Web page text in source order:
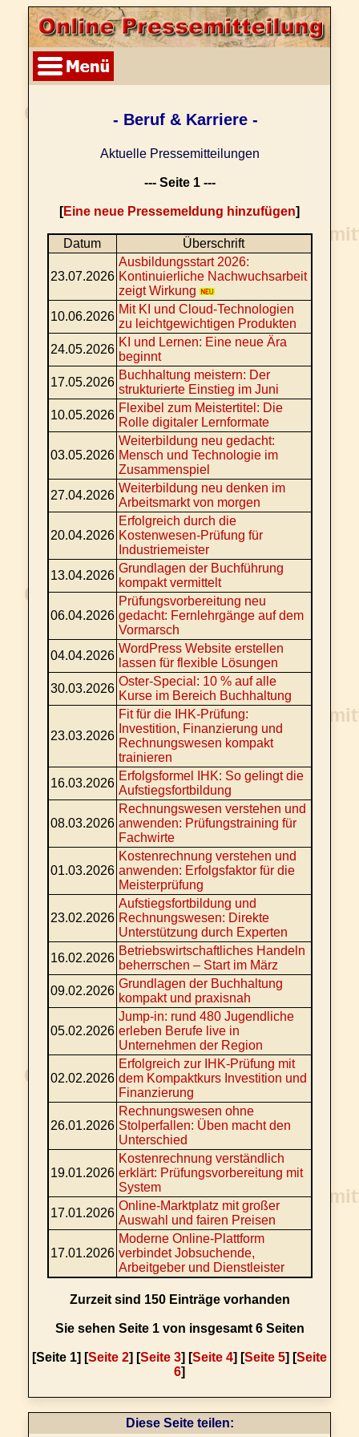
- Beruf & Karriere -
Aktuelle Pressemitteilungen
--- Seite 1 ---
[Eine neue Pressemeldung hinzufügen]
Datum Überschrift
23.07.2026
Ausbildungsstart 2026:
Kontinuierliche Nachwuchsarbeit
zeigt Wirkung
10.06.2026
Mit KI und Cloud-Technologien
zu leichtgewichtigen Produkten
24.05.2026
KI und Lernen: Eine neue Ära
beginnt
17.05.2026
Buchhaltung meistern: Der
strukturierte Einstieg im Juni
10.05.2026
Flexibel zum Meistertitel: Die
Rolle digitaler Lernformate
03.05.2026
Weiterbildung neu gedacht:
Mensch und Technologie im
Zusammenspiel
27.04.2026
Weiterbildung neu denken im
Arbeitsmarkt von morgen
20.04.2026
Erfolgreich durch die
Kostenwesen-Prüfung für
Industriemeister
13.04.2026
Grundlagen der Buchführung
kompakt vermittelt
06.04.2026
Prüfungsvorbereitung neu
gedacht: Fernlehrgänge auf dem
Vormarsch
04.04.2026
WordPress Website erstellen
lassen für flexible Lösungen
30.03.2026
Oster-Special: 10 % auf alle
Kurse im Bereich Buchhaltung
23.03.2026
Fit für die IHK-Prüfung:
Investition, Finanzierung und
Rechnungswesen kompakt
trainieren
16.03.2026
Erfolgsformel IHK: So gelingt die
Aufstiegsfortbildung
08.03.2026
Rechnungswesen verstehen und
anwenden: Prüfungstraining für
Fachwirte
01.03.2026
Kostenrechnung verstehen und
anwenden: Erfolgsfaktor für die
Meisterprüfung
23.02.2026
Aufstiegsfortbildung und
Rechnungswesen: Direkte
Unterstützung durch Experten
16.02.2026
Betriebswirtschaftliches Handeln
beherrschen – Start im März
09.02.2026
Grundlagen der Buchhaltung
kompakt und praxisnah
05.02.2026
Jump-in: rund 480 Jugendliche
erleben Berufe live in
Unternehmen der Region
02.02.2026
Erfolgreich zur IHK-Prüfung mit
dem Kompaktkurs Investition und
Finanzierung
26.01.2026
Rechnungswesen ohne
Stolperfallen: Üben macht den
Unterschied
19.01.2026
Kostenrechnung verständlich
erklärt: Prüfungsvorbereitung mit
System
17.01.2026
Online-Marktplatz mit großer
Auswahl und fairen Preisen
17.01.2026
Moderne Online-Plattform
verbindet Jobsuchende,
Arbeitgeber und Dienstleister
Zurzeit sind 150 Einträge vorhanden
Sie sehen Seite 1 von insgesamt 6 Seiten
[Seite 1] [Seite 2] [Seite 3] [Seite 4] [Seite 5] [Seite
6]
Diese Seite teilen: